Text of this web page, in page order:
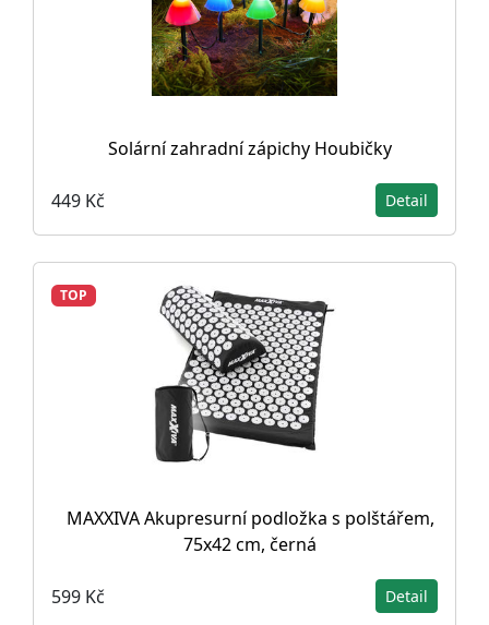
Solární zahradní zápichy Houbičky
449 Kč Detail
TOP
MAXXIVA Akupresurní podložka s polštářem,
75x42 cm, černá
599 Kč Detail